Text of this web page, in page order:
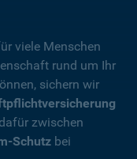
viele Menschen
rund um Ihr
sichern wir
zwischen
Schutz bei